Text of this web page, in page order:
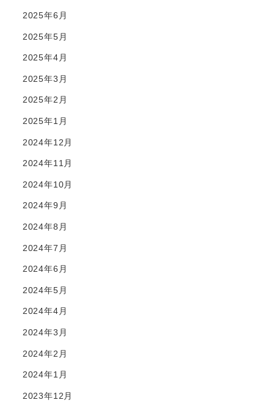
2025年6月
2025年5月
2025年4月
2025年3月
2025年2月
2025年1月
2024年12月
2024年11月
2024年10月
2024年9月
2024年8月
2024年7月
2024年6月
2024年5月
2024年4月
2024年3月
2024年2月
2024年1月
2023年12月